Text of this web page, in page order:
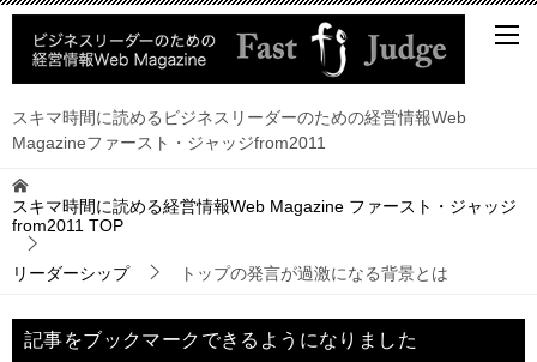
スキマ時間に読めるビジネスリーダーのための経営情報Web
Magazineファースト・ジャッジfrom2011
スキマ時間に読める経営情報Web Magazine ファースト・ジャッジ
from2011 TOP
リーダーシップ トップの発言が過激になる背景とは
記事をブックマークできるようになりました